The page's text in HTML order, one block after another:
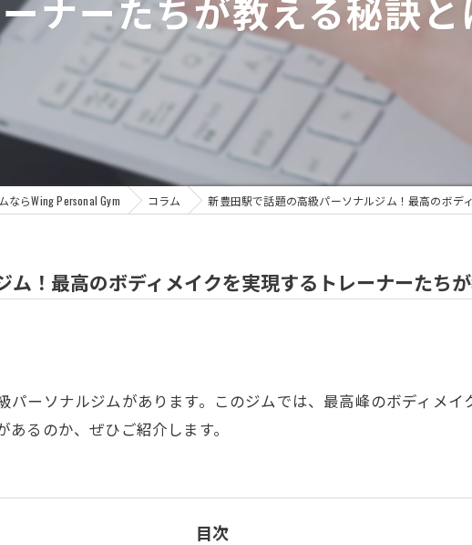
ナーたちが教える秘訣と
らWing Personal Gym コラム 新豊田駅で話題の高級パーソナルジム！最高のボデ
！最高のボディメイクを実現するトレーナーたち
パーソナルジムがあります。このジムでは、最高峰のボディメ
るのか、ぜひご紹介します。
目次